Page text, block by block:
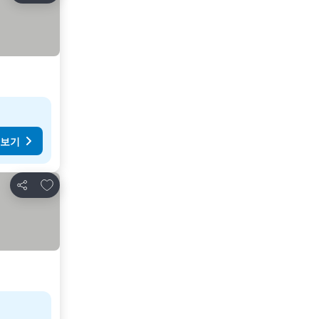
기
공유
즐겨찾기에 추가